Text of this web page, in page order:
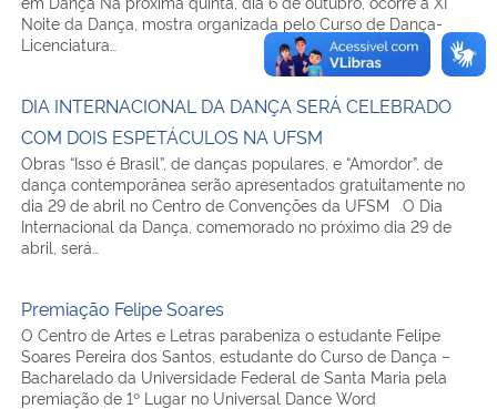
Licenciatura…
DIA INTERNACIONAL DA DANÇA SERÁ CELEBRADO
COM DOIS ESPETÁCULOS NA UFSM
Obras “Isso é Brasil”, de danças populares, e “Amordor”, de
dança contemporânea serão apresentados gratuitamente no
dia 29 de abril no Centro de Convenções da UFSM O Dia
Internacional da Dança, comemorado no próximo dia 29 de
abril, será…
O Centro de Artes e Letras parabeniza o estudante Felipe
Soares Pereira dos Santos, estudante do Curso de Dança –
Bacharelado da Universidade Federal de Santa Maria pela
premiação de 1º Lugar no Universal Dance Word
Championship, realizado de Cancún,…